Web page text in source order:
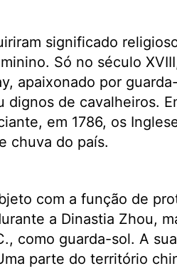
significado
Só no século
apaixonado por
de cavalheiros.
em 1786, os
chuva do país.
com a função de
a Dinastia Zhou,
como guarda-sol. A
parte do território